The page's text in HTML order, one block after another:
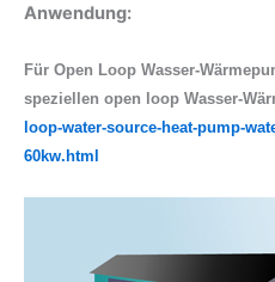
Anwendung:
Für Open Loop Wasser-
speziellen open loop Wasser-
loop-water-source-heat-pump-
60kw.html